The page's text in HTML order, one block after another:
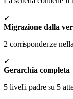
✓
Migrazione dalla
2 corrispondenze
✓
Gerarchia completa
5 livelli padre su 5